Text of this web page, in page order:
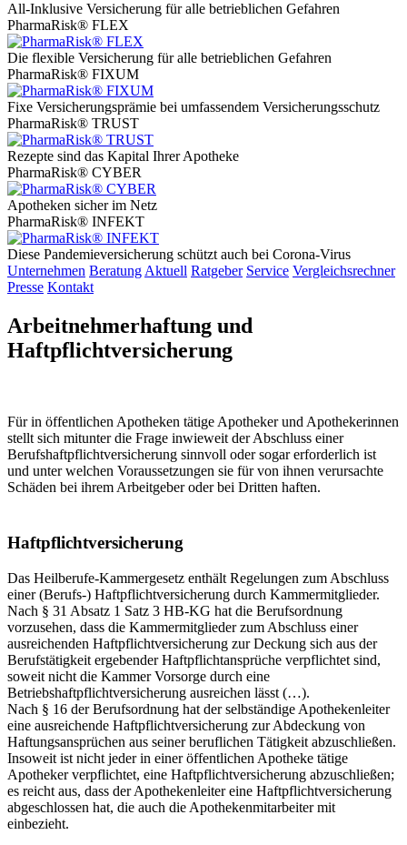
All-Inklusive Versicherung für alle betrieblichen Gefahren
PharmaRisk® FLEX
Die flexible Versicherung für alle betrieblichen Gefahren
PharmaRisk® FIXUM
Fixe Versicherungsprämie bei umfassendem Versicherungsschutz
PharmaRisk® TRUST
Rezepte sind das Kapital Ihrer Apotheke
PharmaRisk® CYBER
Apotheken sicher im Netz
PharmaRisk® INFEKT
Diese Pandemieversicherung schützt auch bei Corona-Virus
Unternehmen BeratungAktuell Ratgeber Service Vergleichsrechner
Presse Kontakt
Arbeitnehmerhaftung und
Haftpflichtversicherung
Für in öffentlichen Apotheken tätige Apotheker und Apothekerinnen
stellt sich mitunter die Frage inwieweit der Abschluss einer
Berufshaftpflichtversicherung sinnvoll oder sogar erforderlich ist
und unter welchen Voraussetzungen sie für von ihnen verursachte
Schäden bei ihrem Arbeitgeber oder bei Dritten haften.
Haftpflichtversicherung
Das Heilberufe-Kammergesetz enthält Regelungen zum Abschluss
einer (Berufs-) Haftpflichtversicherung durch Kammermitglieder.
Nach § 31 Absatz 1 Satz 3 HB-KG hat die Berufsordnung
vorzusehen, dass die Kammermitglieder zum Abschluss einer
ausreichenden Haftpflichtversicherung zur Deckung sich aus der
Berufstätigkeit ergebender Haftpflichtansprüche verpflichtet sind,
soweit nicht die Kammer Vorsorge durch eine
Betriebshaftpflichtversicherung ausreichen lässt (…).
Nach § 16 der Berufsordnung hat der selbständige Apothekenleiter
eine ausreichende Haftpflichtversicherung zur Abdeckung von
Haftungsansprüchen aus seiner beruflichen Tätigkeit abzuschließen.
Insoweit ist nicht jeder in einer öffentlichen Apotheke tätige
Apotheker verpflichtet, eine Haftpflichtversicherung abzuschließen;
es reicht aus, dass der Apothekenleiter eine Haftpflichtversicherung
abgeschlossen hat, die auch die Apothekenmitarbeiter mit
einbezieht.